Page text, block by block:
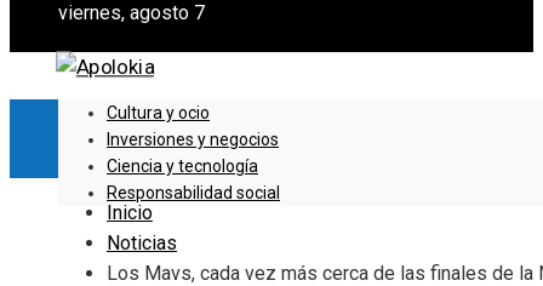
viernes, agosto 7
Cultura y ocio
Inversiones y negocios
Ciencia y tecnología
Responsabilidad social
Inicio
Noticias
Los Mavs, cada vez más cerca de las finales de la